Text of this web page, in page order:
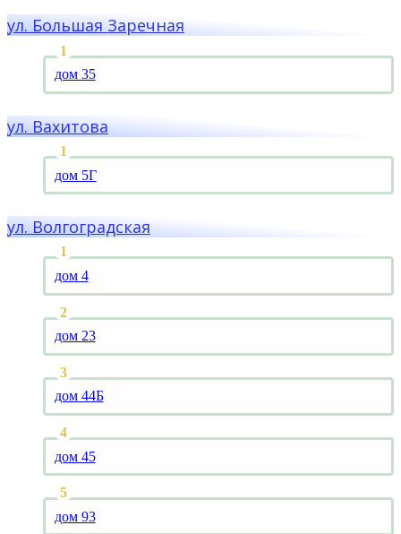
ул. Большая Заречная
дом 35
ул. Вахитова
дом 5Г
ул. Волгоградская
дом 4
дом 23
дом 44Б
дом 45
дом 93